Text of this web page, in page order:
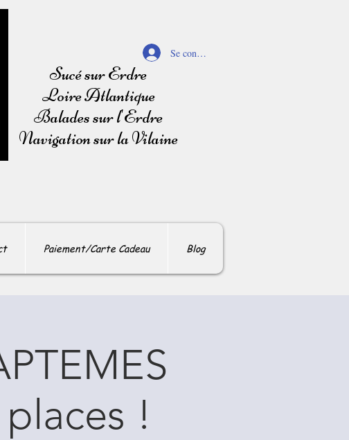
Se connecter
Sucé sur Erdre
Loire Atlantique
Balades sur l'Erdre
Navigation sur la Vilaine
!
Paiement/Carte Cadeau Blog